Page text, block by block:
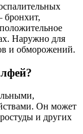
бронхит,
Наружно для
и обморожений.
Он может
и других